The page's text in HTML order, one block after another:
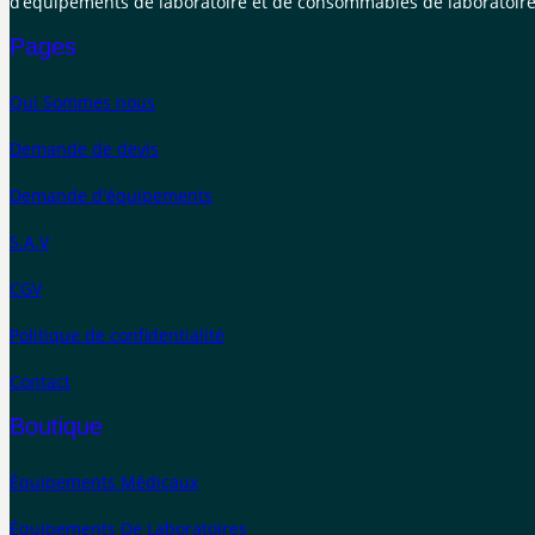
Pages
Qui Sommes nous
Demande de devis
Demande d'équipements
S.A.V
CGV
Politique de confidentialité
Contact
Boutique
Équipements Médicaux
Équipements De Laboratoires